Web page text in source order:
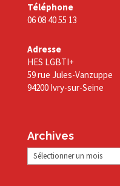
Téléphone
06 08 40 55 13
Adresse
HES LGBTI+
59 rue Jules-Vanzuppe
94200 Ivry-sur-Seine
Archives
Archives